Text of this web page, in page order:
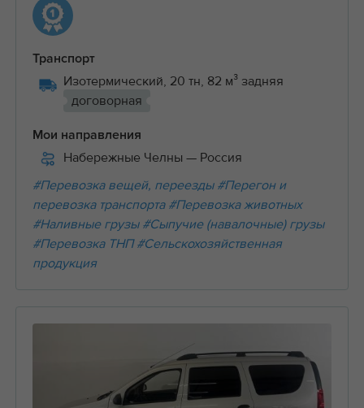
Транспорт
Изотермический, 20 тн, 82 м³ задняя
договорная
Мои направления
Набережные Челны — Россия
#Перевозка вещей, переезды #Перегон и
перевозка транспорта #Перевозка животных
#Наливные грузы #Сыпучие (навалочные) грузы
#Перевозка ТНП #Сельскохозяйственная
продукция